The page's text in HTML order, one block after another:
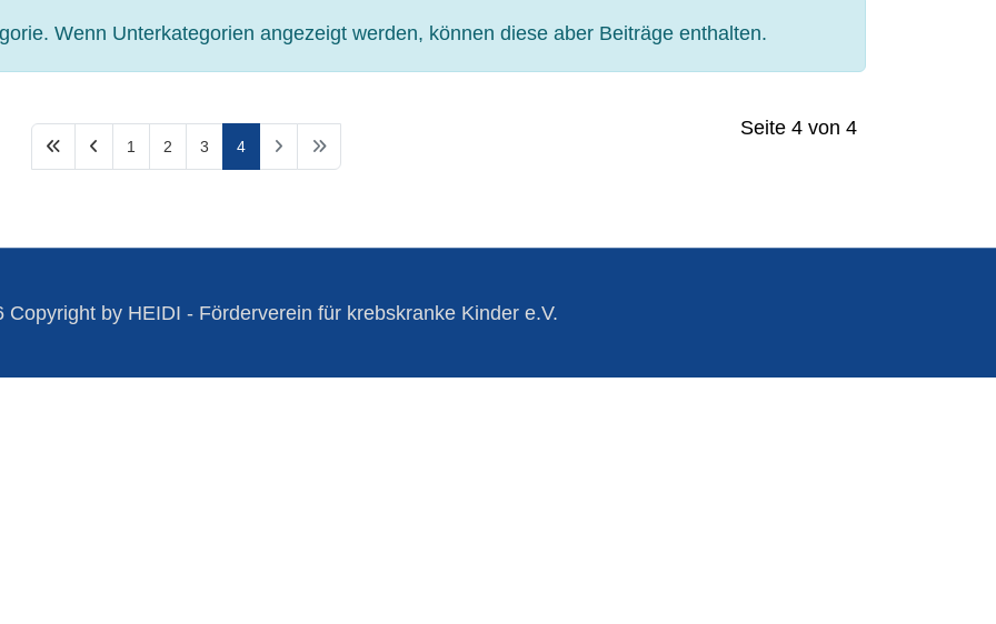
Wenn Unterkategorien angezeigt werden, können diese aber Beiträge enthalten.
Seite 4 von 4
1 2 3 4
Copyright by HEIDI - Förderverein für krebskranke Kinder e.V.